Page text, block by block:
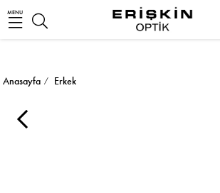
MENU
Anasayfa Erkek